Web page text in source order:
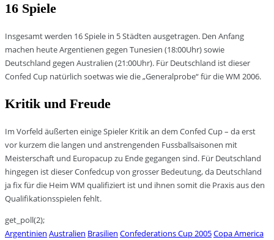
16 Spiele
Insgesamt werden 16 Spiele in 5 Städten ausgetragen. Den Anfang
machen heute Argentienen gegen Tunesien (18:00Uhr) sowie
Deutschland gegen Australien (21:00Uhr). Für Deutschland ist dieser
Confed Cup natürlich soetwas wie die „Generalprobe“ für die WM 2006.
Kritik und Freude
Im Vorfeld äußerten einige Spieler Kritik an dem Confed Cup – da erst
vor kurzem die langen und anstrengenden Fussballsaisonen mit
Meisterschaft und Europacup zu Ende gegangen sind. Für Deutschland
hingegen ist dieser Confedcup von grosser Bedeutung, da Deutschland
ja fix für die Heim WM qualifiziert ist und ihnen somit die Praxis aus den
Qualifikationsspielen fehlt.
get_poll(2);
Argentinien Australien Brasilien Confederations Cup 2005Copa America